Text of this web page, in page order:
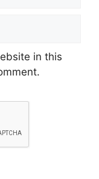
in this